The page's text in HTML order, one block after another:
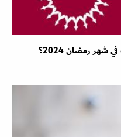
رمضان 2024؟